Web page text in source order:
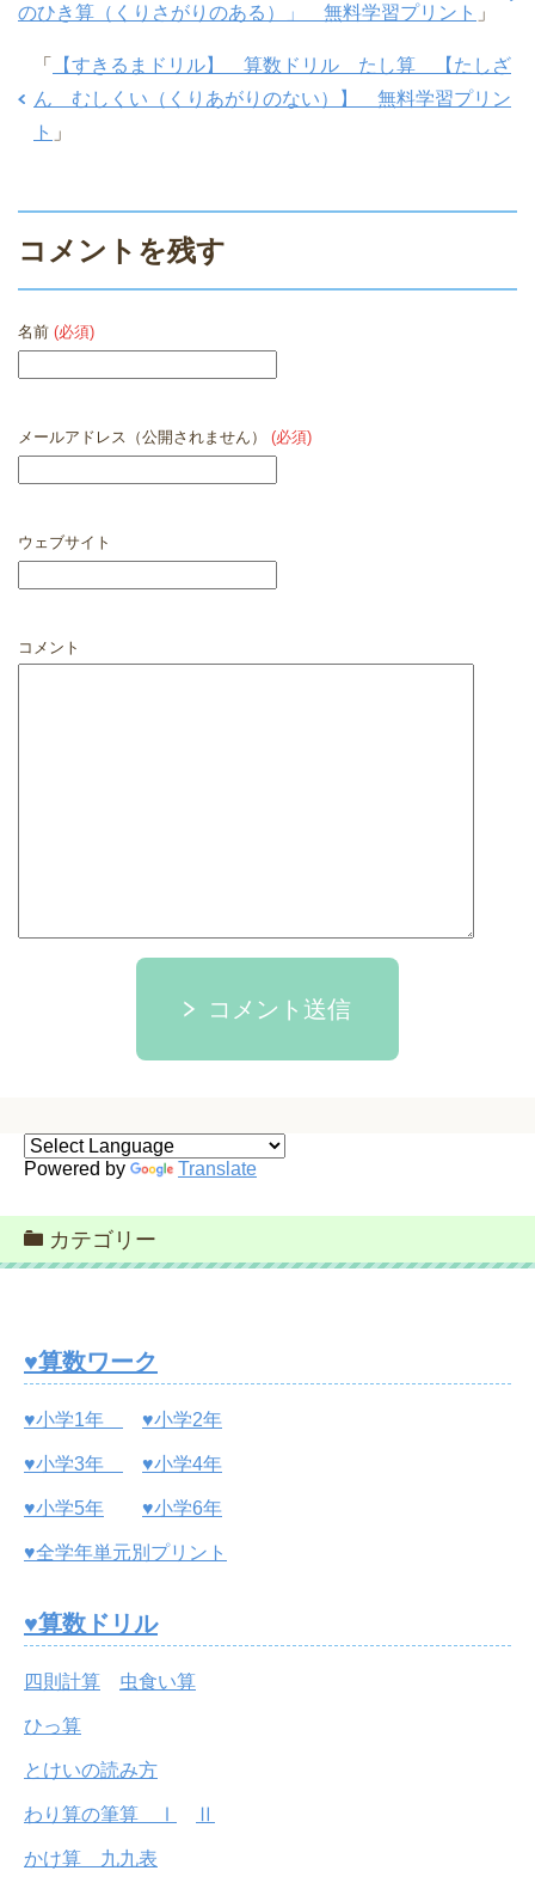
のひき算（くりさがりのある）」 無料学習プリント 」
「
【すきるまドリル】 算数ドリル たし算 【たしざ
ん むしくい（くりあがりのない）】 無料学習プリン
ト 」
コメントを残す
名前 (必須)
メールアドレス（公開されません） (必須)
ウェブサイト
コメント
コメント送信
Powered by Translate
カテゴリー
♥算数ワーク
♥小学1年 ♥小学2年
♥小学3年 ♥小学4年
♥小学5年 ♥小学6年
♥全学年単元別プリント
♥算数ドリル
四則計算 虫食い算
ひっ算
とけいの読み方
わり算の筆算 Ⅰ Ⅱ
かけ算 九九表